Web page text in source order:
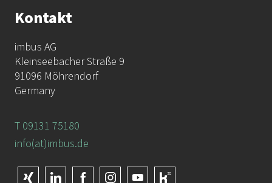
Kontakt
imbus AG
Kleinseebacher Straße 9
91096 Möhrendorf
Germany
T 09131 75180
info(at)imbus.de